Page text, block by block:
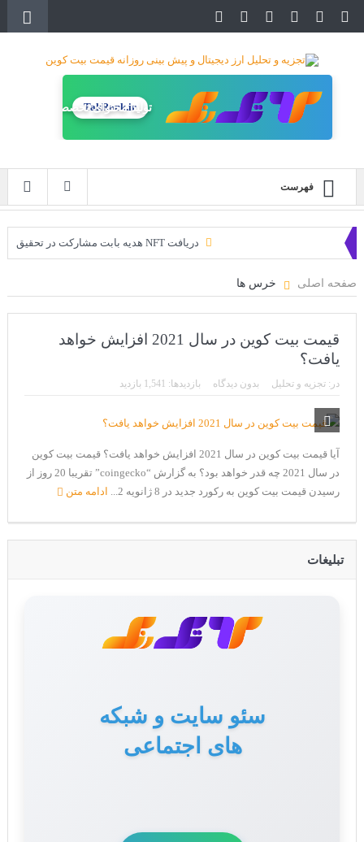
تولید محتوای تخصصی
TakRank.ir
فهرست
دریافت NFT هدیه بابت مشارکت در تحقیق
سه ایردراپ عالی برای این ماه
بیت کوین به امید ETF به 60،000 دلار رسید!
ورود 254 نهنگ جدید به بازار بیت کوین
ایردراپ رمزارز Morpher (MPH)
ایردراپ کریپتوتانک – CryptoTanks Airdrop
صفحه اصلی خرس ها
قیمت بیت کوین در سال 2021 افزایش خواهد
یافت؟
در: تجزیه و تحلیل بدون دیدگاه بازدیدها: 1,541 بازدید
آیا قیمت بیت کوین در سال 2021 افزایش خواهد یافت؟ قیمت بیت کوین
در سال 2021 چه قدر خواهد بود؟ به گزارش “coingecko” تقریبا 20 روز از
رسیدن قیمت بیت کوین به رکورد جدید در 8 ژانویه 2...
ادامه متن
تبلیغات
سئو سایت و شبکه
های اجتماعی
تولید محتوا برای سایت
و سوشال مدیا